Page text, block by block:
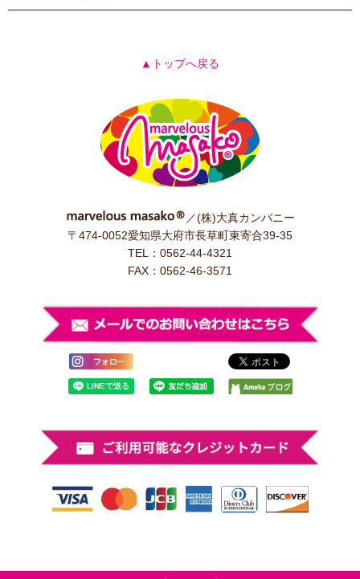
▲トップへ戻る
／(株)大真カンパニー
〒474-0052愛知県大府市長草町東寄合39-35
TEL：0562-44-4321
FAX：0562-46-3571